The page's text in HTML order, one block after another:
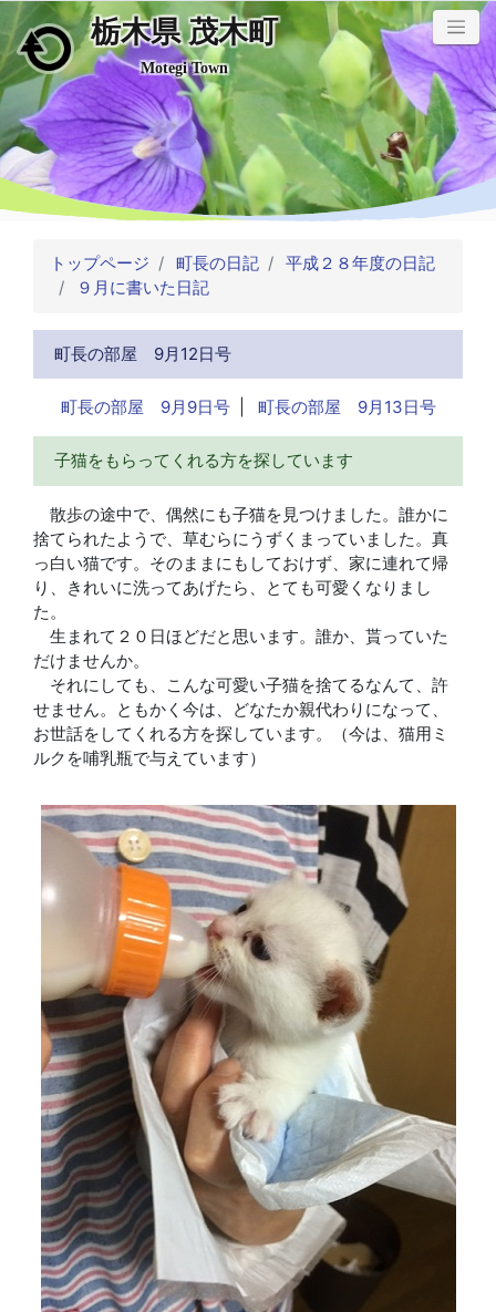
メインコンテンツにスキップ
栃木県 茂木町
Motegi Town
トップページ 町長の日記
平成２８年度の日記
９月に書いた日記
町長の部屋 9月12日号
町長の部屋 9月9日号| 町長の部屋 9月13日号
子猫をもらってくれる方を探しています
散歩の途中で、偶然にも子猫を見つけました。誰かに
捨てられたようで、草むらにうずくまっていました。真
っ白い猫です。そのままにもしておけず、家に連れて帰
り、きれいに洗ってあげたら、とても可愛くなりまし
た。
生まれて２０日ほどだと思います。誰か、貰っていた
だけませんか。
それにしても、こんな可愛い子猫を捨てるなんて、許
せません。ともかく今は、どなたか親代わりになって、
お世話をしてくれる方を探しています。（今は、猫用ミ
ルクを哺乳瓶で与えています）